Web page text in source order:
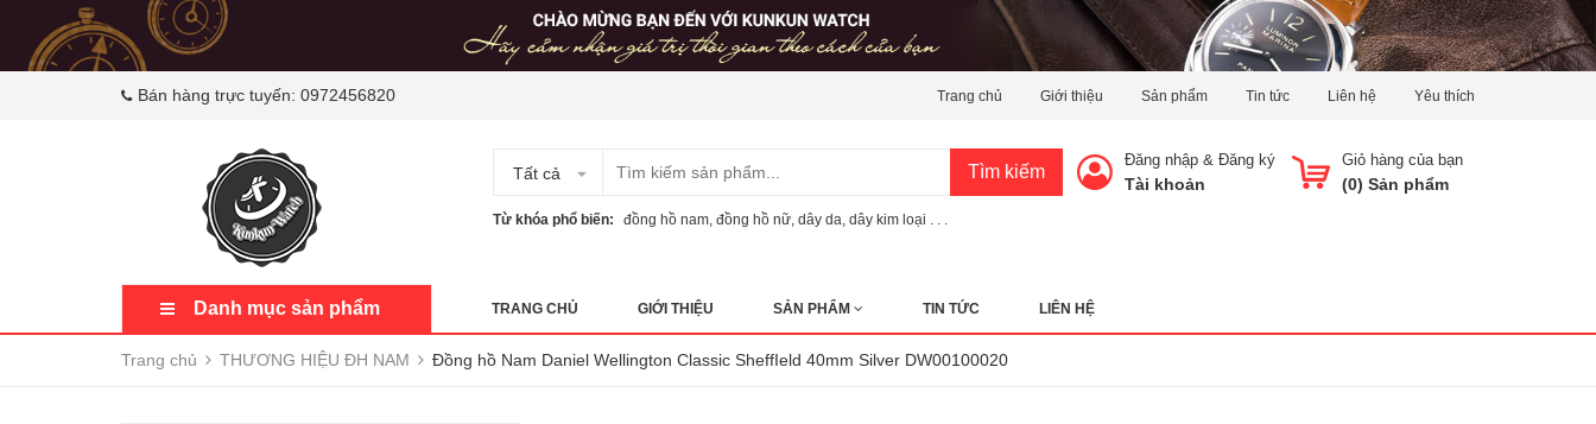
Bán hàng trực tuyến: 0972456820 Trang chủ Giới thiệu Sản phẩm Tin tức Liên hệ Yêu thích
Tất cả Tìm kiếm
Từ khóa phổ biến: đồng hồ nam đồng hồ nữ dây da dây kim loại . . .
Giỏ hàng của bạn
(0) Sản phẩm
Đăng nhập & Đăng ký
Tài khoản
Danh mục sản phẩm TRANG CHỦ GIỚI THIỆU SẢN PHẨM TIN TỨC LIÊN HỆ
Trang chủ THƯƠNG HIỆU ĐH NAM Đồng hồ Nam Daniel Wellington Classic SheffIeld 40mm Silver DW00100020